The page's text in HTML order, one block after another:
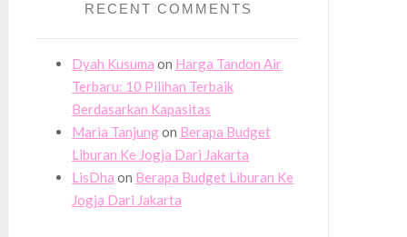
RECENT COMMENTS
Dyah Kusuma on Harga Tandon Air
Terbaru: 10 Pilihan Terbaik
Berdasarkan Kapasitas
Maria Tanjungon Berapa Budget
Liburan Ke Jogja Dari Jakarta
LisDha on Berapa Budget Liburan Ke
Jogja Dari Jakarta